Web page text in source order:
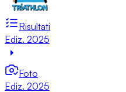
Risultati
Ediz. 2025
Foto
Ediz. 2025